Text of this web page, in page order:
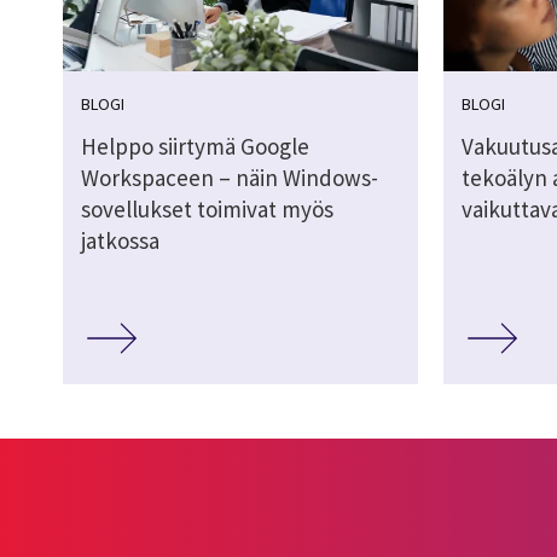
BLOGI
Helppo siirtymä Google
Workspaceen – näin Windows-
sovellukset toimivat myös
jatkossa
BLOGI
tekoälyn